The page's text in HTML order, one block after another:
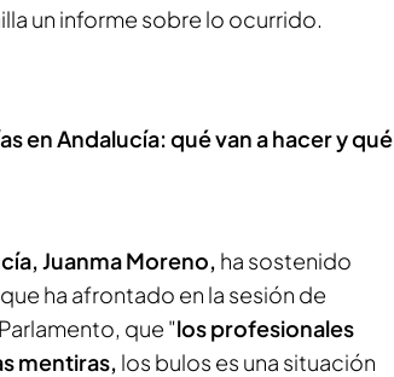
un informe sobre lo ocurrido.
en Andalucía: qué van a hacer y qué
Juanma Moreno, ha sostenido
ha afrontado en la sesión de
que "los profesionales
mentiras, los bulos es una situación